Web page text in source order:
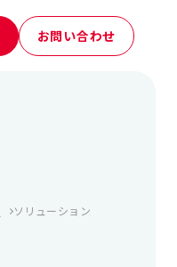
お問い合わせ
ソリューション